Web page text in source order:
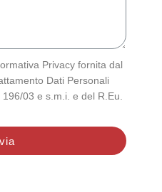
Privacy fornita dal
Dati Personali
03 e s.m.i. e del R.Eu.